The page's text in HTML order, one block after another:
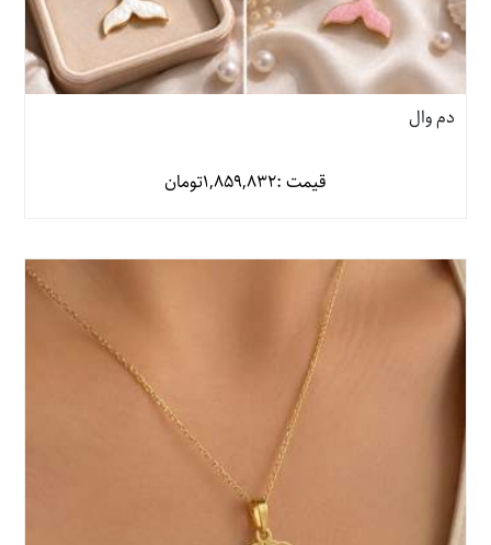
دم وال
قیمت :1,859,832تومان